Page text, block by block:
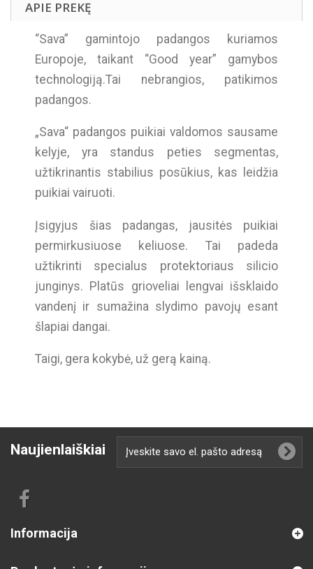
APIE PREKĘ
“Sava” gamintojo padangos kuriamos
Europoje, taikant “Good year” gamybos
technologiją.Tai nebrangios, patikimos
padangos.
„Sava“ padangos puikiai valdomos sausame
kelyje, yra standus peties segmentas,
užtikrinantis stabilius posūkius, kas leidžia
puikiai vairuoti.
Įsigyjus šias padangas, jausitės puikiai
permirkusiuose keliuose. Tai padeda
užtikrinti specialus protektoriaus silicio
junginys. Platūs grioveliai lengvai išsklaido
vandenį ir sumažina slydimo pavojų esant
šlapiai dangai.
Taigi, gera kokybė, už gerą kainą.
Naujienlaiškiai
Informacija